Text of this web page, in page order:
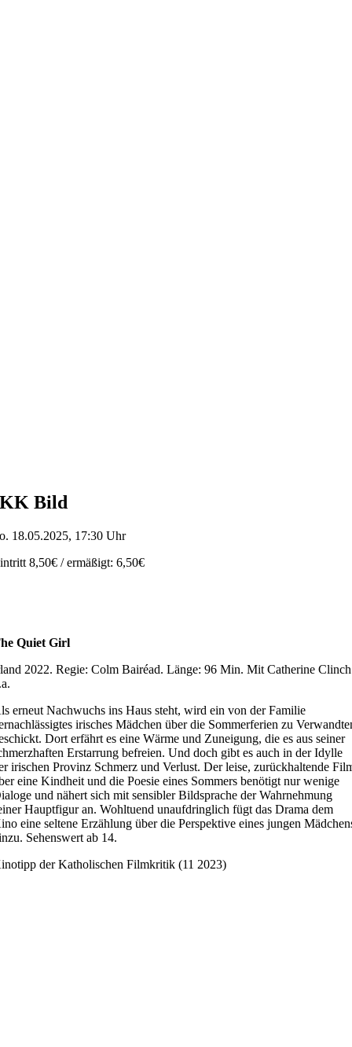
KK Bild
18.05.2025, 17:30 Uhr
8,50€ / ermäßigt: 6,50€
Quiet Girl
2022. Regie: Colm Bairéad. Länge: 96 Min. Mit Catherine Clinch
erneut Nachwuchs ins Haus steht, wird ein von der Familie
irisches Mädchen über die Sommerferien zu
Dort erfährt es eine Wärme und Zuneigung, die es aus seiner
Erstarrung befreien. Und doch gibt es auch in der Idylle
irischen Provinz Schmerz und Verlust. Der leise, zurückhaltende
eine Kindheit und die Poesie eines Sommers benötigt nur wenige
und nähert sich mit sensibler Bildsprache der Wahrnehmung
Hauptfigur an. Wohltuend unaufdringlich fügt das Drama dem
eine seltene Erzählung über die Perspektive eines jungen
Sehenswert ab 14.
der Katholischen Filmkritik (11 2023)